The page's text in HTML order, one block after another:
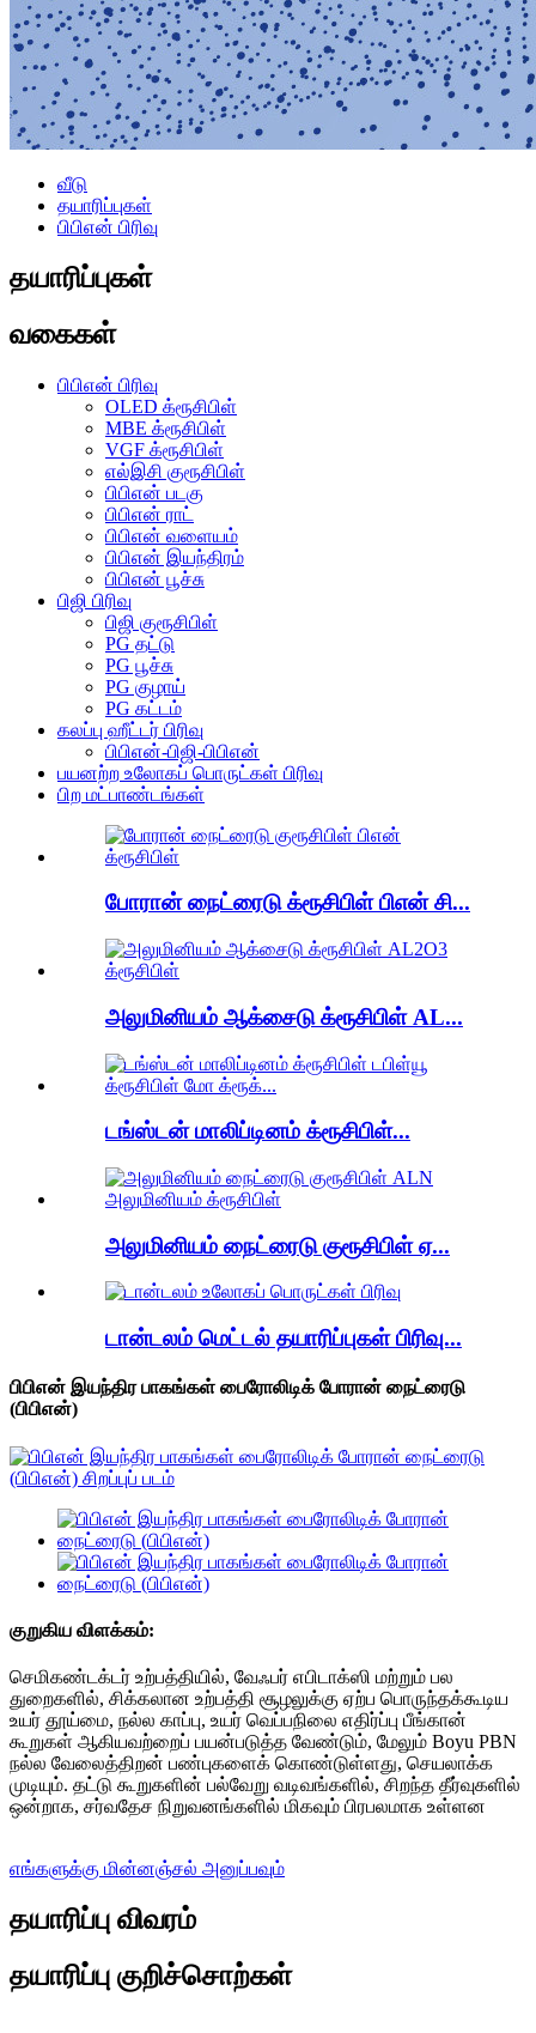
வீடு
தயாரிப்புகள்
பிபிஎன் பிரிவு
தயாரிப்புகள்
வகைகள்
பிபிஎன் பிரிவு
OLED க்ரூசிபிள்
MBE க்ரூசிபிள்
VGF க்ரூசிபிள்
எல்இசி குரூசிபிள்
பிபிஎன் படகு
பிபிஎன் ராட்
பிபிஎன் வளையம்
பிபிஎன் இயந்திரம்
பிபிஎன் பூச்சு
பிஜி பிரிவு
பிஜி குரூசிபிள்
PG தட்டு
PG பூச்சு
PG குழாய்
PG கட்டம்
கலப்பு ஹீட்டர் பிரிவு
பிபிஎன்-பிஜி-பிபிஎன்
பயனற்ற உலோகப் பொருட்கள் பிரிவு
பிற மட்பாண்டங்கள்
போரான் நைட்ரைடு க்ரூசிபிள் பிஎன் சி...
அலுமினியம் ஆக்சைடு க்ரூசிபிள் AL...
டங்ஸ்டன் மாலிப்டினம் க்ரூசிபிள்...
அலுமினியம் நைட்ரைடு குரூசிபிள் ஏ...
டான்டலம் மெட்டல் தயாரிப்புகள் பிரிவு...
பிபிஎன் இயந்திர பாகங்கள் பைரோலிடிக் போரான் நைட்ரைடு
(பிபிஎன்)
குறுகிய விளக்கம்:
செமிகண்டக்டர் உற்பத்தியில், வேஃபர் எபிடாக்ஸி மற்றும் பல
துறைகளில், சிக்கலான உற்பத்தி சூழலுக்கு ஏற்ப பொருந்தக்கூடிய
உயர் தூய்மை, நல்ல காப்பு, உயர் வெப்பநிலை எதிர்ப்பு பீங்கான்
கூறுகள் ஆகியவற்றைப் பயன்படுத்த வேண்டும், மேலும் Boyu PBN
நல்ல வேலைத்திறன் பண்புகளைக் கொண்டுள்ளது, செயலாக்க
முடியும். தட்டு கூறுகளின் பல்வேறு வடிவங்களில், சிறந்த தீர்வுகளில்
ஒன்றாக, சர்வதேச நிறுவனங்களில் மிகவும் பிரபலமாக உள்ளன
எங்களுக்கு மின்னஞ்சல் அனுப்பவும்
தயாரிப்பு விவரம்
தயாரிப்பு குறிச்சொற்கள்